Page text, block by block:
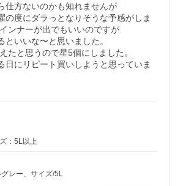
仕方ないのかも知れませんが
の度にダラっとなりそうな予感がしま
ンナーが出でもいいのですが
といいな〜と思いました。
たと思うので星5個にしました。
日にリピート買いしようと思っていま
：5L以上
レー、サイズ/5L